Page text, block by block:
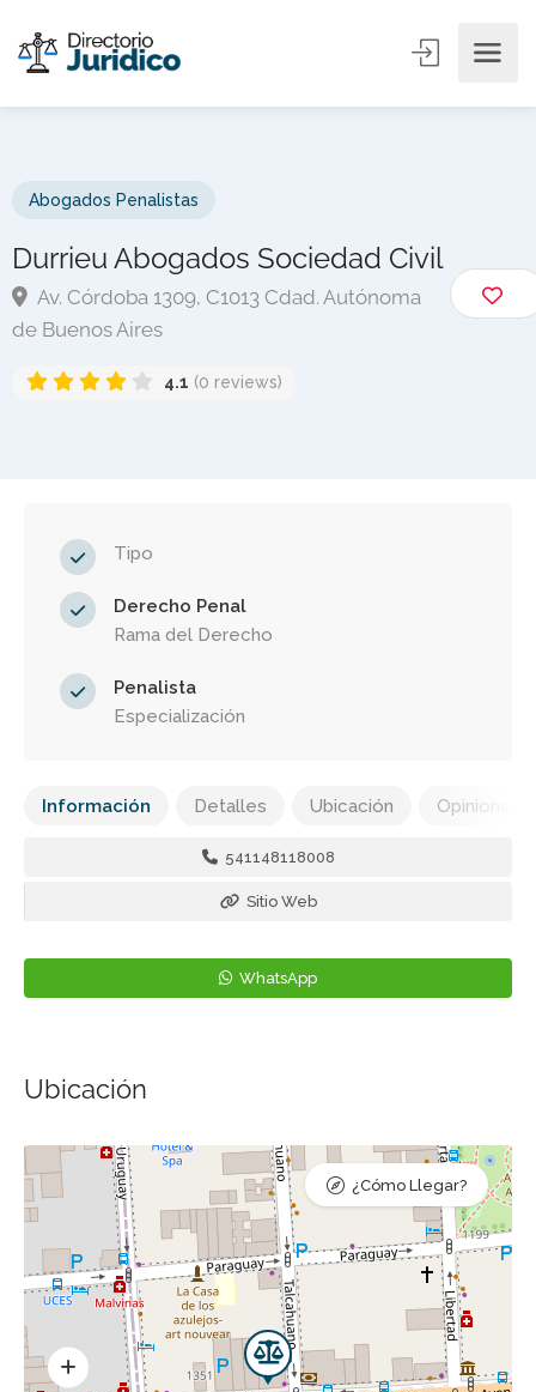
Abogados Penalistas
Durrieu Abogados Sociedad Civil
Av. Córdoba 1309, C1013 Cdad. Autónoma
de Buenos Aires
4.1 (0 reviews)
Tipo
Derecho Penal
Rama del Derecho
Penalista
Especialización
Información Detalles Ubicación Opiniones
541148118008
Sitio Web
WhatsApp
Ubicación
¿Cómo Llegar?